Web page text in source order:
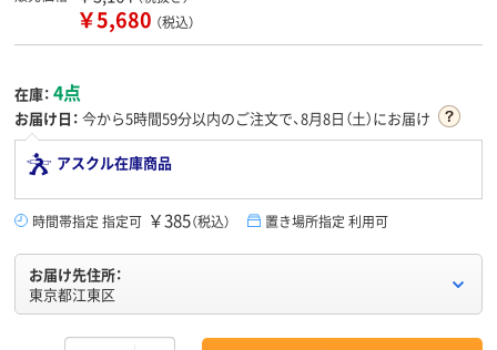
￥5,680 （税込）
在庫： 4点
お届け日： 今から5時間59分以内のご注文で、8月8日（土）にお届け
アスクル在庫商品
時間帯指定 指定可 ￥385（税込） 置き場所指定 利用可
お届け先住所：
東京都江東区